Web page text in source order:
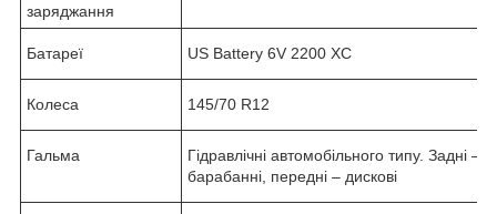
заряджання
Батареї US Battery 6V 2200 XC
Колеса 145/70 R12
Гальма
Гідравлічні автомобільного типу. Задні –
барабанні, передні – дискові